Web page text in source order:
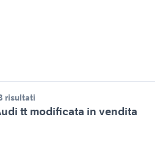
risultati
tt modificata in vendita